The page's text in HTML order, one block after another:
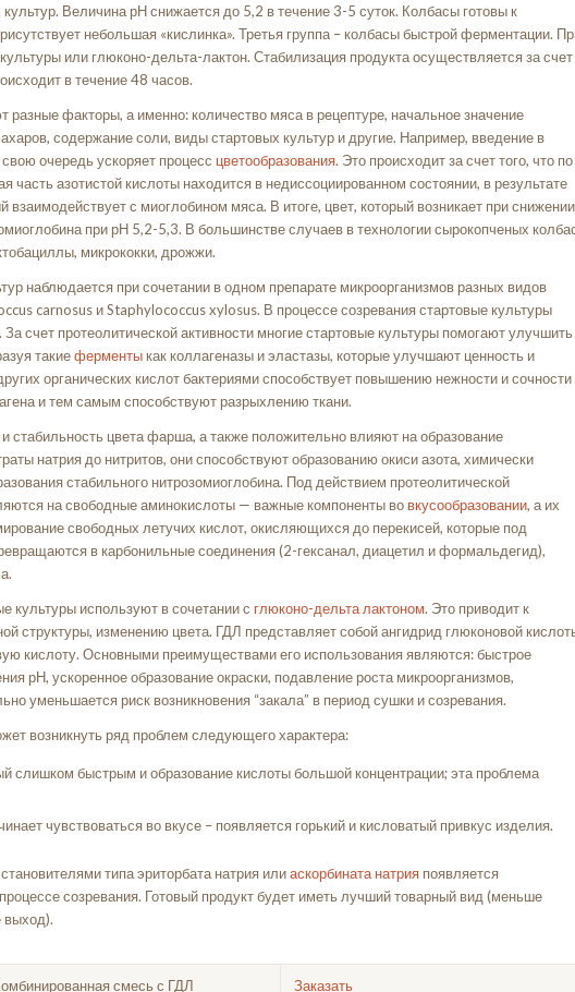
Величина рН снижается до 5,2 в течение 3-5 суток. Колбасы готовы к
небольшая «кислинка». Третья группа – колбасы быстрой ферментации.
или глюконо-дельта-лактон. Стабилизация продукта осуществляется за счет
в течение 48 часов.
разные факторы, а именно: количество мяса в рецептуре, начальное значение
содержание соли, виды стартовых культур и другие. Например, введение в
очередь ускоряет процесс цветообразования. Это происходит за счет того, что по
азотистой кислоты находится в недиссоциированном состоянии, в результате
взаимодействует с миоглобином мяса. В итоге, цвет, который возникает при снижении
при рН 5,2-5,3. В большинстве случаев в технологии сырокопченых
микрококки, дрожжи.
наблюдается при сочетании в одном препарате микроорганизмов разных видов
carnosus и Staphylococcus xylosus. В процессе созревания стартовые культуры
счет протеолитической активности многие стартовые культуры помогают улучшить
такиеферменты как коллагеназы и эластазы, которые улучшают ценность и
органических кислот бактериями способствует повышению нежности и сочности
и тем самым способствуют разрыхлению ткани.
стабильность цвета фарша, а также положительно влияют на образование
натрия до нитритов, они способствуют образованию окиси азота, химически
стабильного нитрозомиоглобина. Под действием протеолитической
на свободные аминокислоты — важные компоненты во вкусообразовании, а их
свободных летучих кислот, окисляющихся до перекисей, которые под
в карбонильные соединения (2-гексанал, диацетил и формальдегид),
культуры используют в сочетании с глюконо-дельта лактоном. Это приводит к
структуры, изменению цвета. ГДЛ представляет собой ангидрид глюконовой
кислоту. Основными преимуществами его использования являются: быстрое
рН, ускоренное образование окраски, подавление роста микроорганизмов,
уменьшается риск возникновения “закала” в период сушки и созревания.
возникнуть ряд проблем следующего характера:
слишком быстрым и образование кислоты большой концентрации; эта проблема
чувствоваться во вкусе – появляется горький и кисловатый привкус изделия.
типа эриторбата натрия илиаскорбината натрия появляется
созревания. Готовый продукт будет иметь лучший товарный вид (меньше
выход).
смесь с ГДЛ Заказать